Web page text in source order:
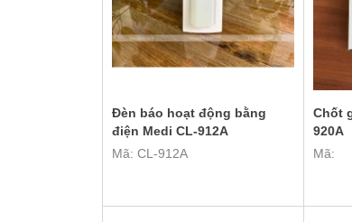
Đèn báo hoạt động bằng
điện Medi CL-912A
Mã: CL-912A
Chốt
920A
Mã: